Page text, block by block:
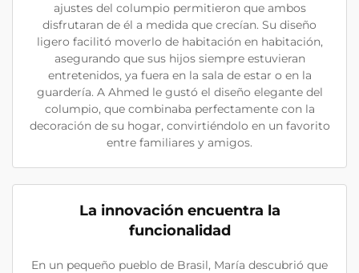
ajustes del columpio permitieron que ambos
disfrutaran de él a medida que crecían. Su diseño
ligero facilitó moverlo de habitación en habitación,
asegurando que sus hijos siempre estuvieran
entretenidos, ya fuera en la sala de estar o en la
guardería. A Ahmed le gustó el diseño elegante del
columpio, que combinaba perfectamente con la
decoración de su hogar, convirtiéndolo en un favorito
entre familiares y amigos.
La innovación encuentra la
funcionalidad
En un pequeño pueblo de Brasil, María descubrió que